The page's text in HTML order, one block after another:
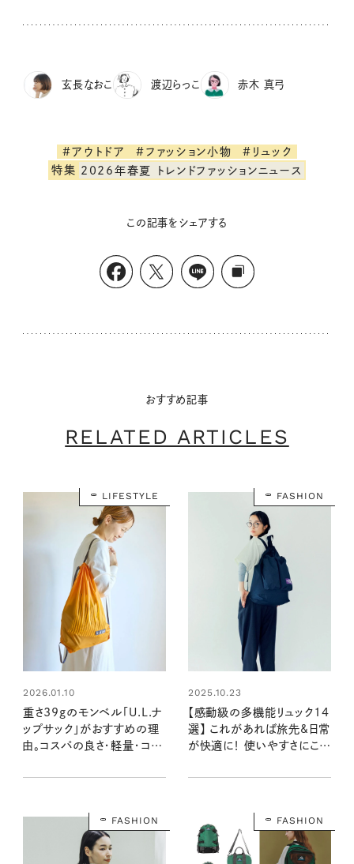
玄長なおこ 渡辺らっこ 赤木 真弓
#アウトドア #ファッション小物
#リュック
特集 2026年春夏 トレンドファッションニュース
この記事をシェアする
おすすめ記事
RELATED ARTICLES
LIFESTYLE
2026.01.10
重さ39gのモンベル「U.L.ナ
ップサック」がおすすめの理
由。コスパの良さ・軽量・コン
FASHION
2025.10.23
【感動級の多機能リュック14
選】 これがあれば旅先&日常
が快適に！ 使いやすさにこだ
FASHION FASHION